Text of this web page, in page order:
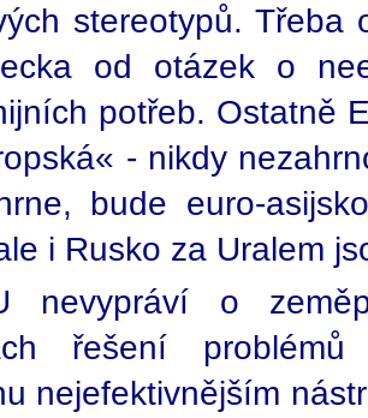
stereotypů. Třeba
od otázek o
potřeb. Ostatně
- nikdy
bude euro-
i Rusko za Uralem
nevypráví o
řešení
nejefektivnějším